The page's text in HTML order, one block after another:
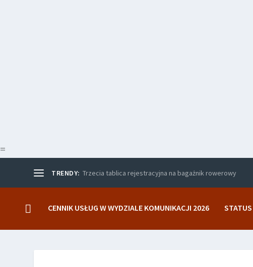
=
TRENDY: Trzecia tablica rejestracyjna na bagażnik rowerowy
CENNIK USŁUG W WYDZIALE KOMUNIKACJI 2026